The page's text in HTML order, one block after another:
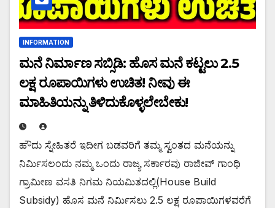
INFORMATION
ಮನೆ ನಿರ್ಮಾಣ ಸಬ್ಸಿಡಿ: ಹೊಸ ಮನೆ ಕಟ್ಟಲು 2.5
ಲಕ್ಷ ರೂಪಾಯಿಗಳು ಉಚಿತ! ನೀವು ಈ
ಮಾಹಿತಿಯನ್ನು ತಿಳಿದುಕೊಳ್ಳಲೇಬೇಕು!
ಹೌದು ಸ್ನೇಹಿತರೆ ಇದೀಗ ಬಡವರಿಗೆ ತಮ್ಮ ಸ್ವಂತದ ಮನೆಯನ್ನು
ನಿರ್ಮಿಸಲಂದು ನಮ್ಮ ಒಂದು ರಾಜ್ಯ ಸರ್ಕಾರವು ರಾಜೀವ್ ಗಾಂಧಿ
ಗ್ರಾಮೀಣ ವಸತಿ ನಿಗಮ ನಿಯಮಿತದಲ್ಲಿ(House Build
Subsidy) ಹೊಸ ಮನೆ ನಿರ್ಮಿಸಲು 2.5 ಲಕ್ಷ ರೂಪಾಯಿಗಳವರೆಗೆ